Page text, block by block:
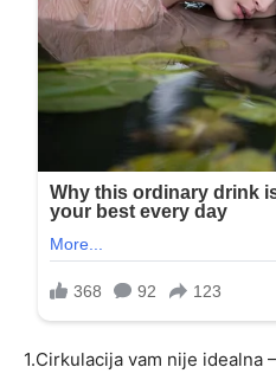
1.Cirkulacija vam nije idealna